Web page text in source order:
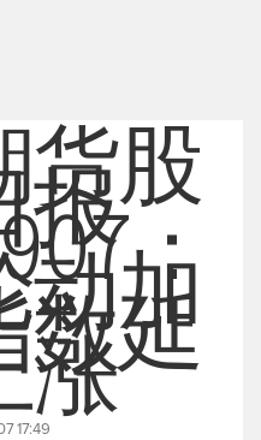
货股
报：
动加
数延
涨
17:49